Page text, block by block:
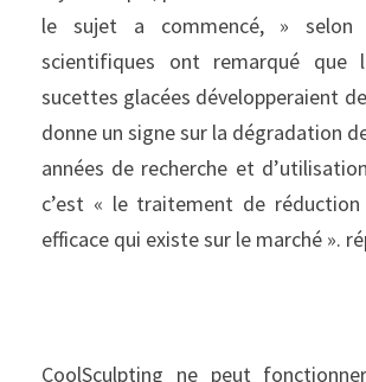
le sujet a commencé, »
scientifiques ont remarqué que
sucettes glacées développeraient
donne un signe sur la dégradation
années de recherche et
c’est « le traitement de
efficace qui existe sur le marché ».
CoolSculpting ne peut